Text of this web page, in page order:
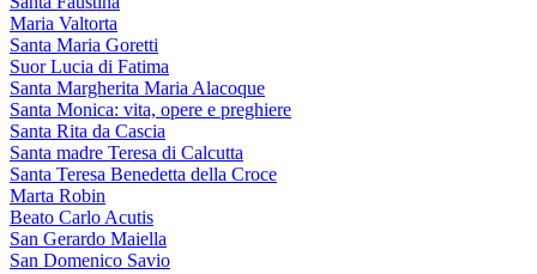
Maria Valtorta
Santa Maria Goretti
Suor Lucia di Fatima
Santa Margherita Maria Alacoque
Santa Monica: vita, opere e preghiere
Santa Rita da Cascia
Santa madre Teresa di Calcutta
Santa Teresa Benedetta della Croce
Marta Robin
Beato Carlo Acutis
San Gerardo Maiella
San Domenico Savio